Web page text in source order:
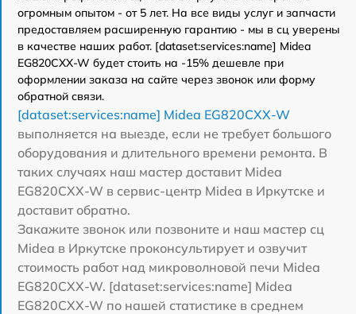
огромным опытом - от 5 лет. На все виды услуг и запчасти
предоставляем расширенную гарантию - мы в сц уверены
в качестве наших работ. [dataset:services:name] Midea
EG820CXX-W будет стоить на -15% дешевле при
оформлении заказа на сайте через звонок или форму
обратной связи.
[dataset:services:name] Midea EG820CXX-W
выполняется на выезде, если не требует большого
оборудования и длительного времени ремонта. В
таких случаях наш мастер доставит Midea
EG820CXX-W в сервис-центр Midea в Иркутске и
доставит обратно.
Закажите звонок или позвоните и наш мастер сц
Midea в Иркутске проконсультирует и озвучит
стоимость работ над микроволновой печи Midea
EG820CXX-W. [dataset:services:name] Midea
EG820CXX-W по нашей статистике в среднем